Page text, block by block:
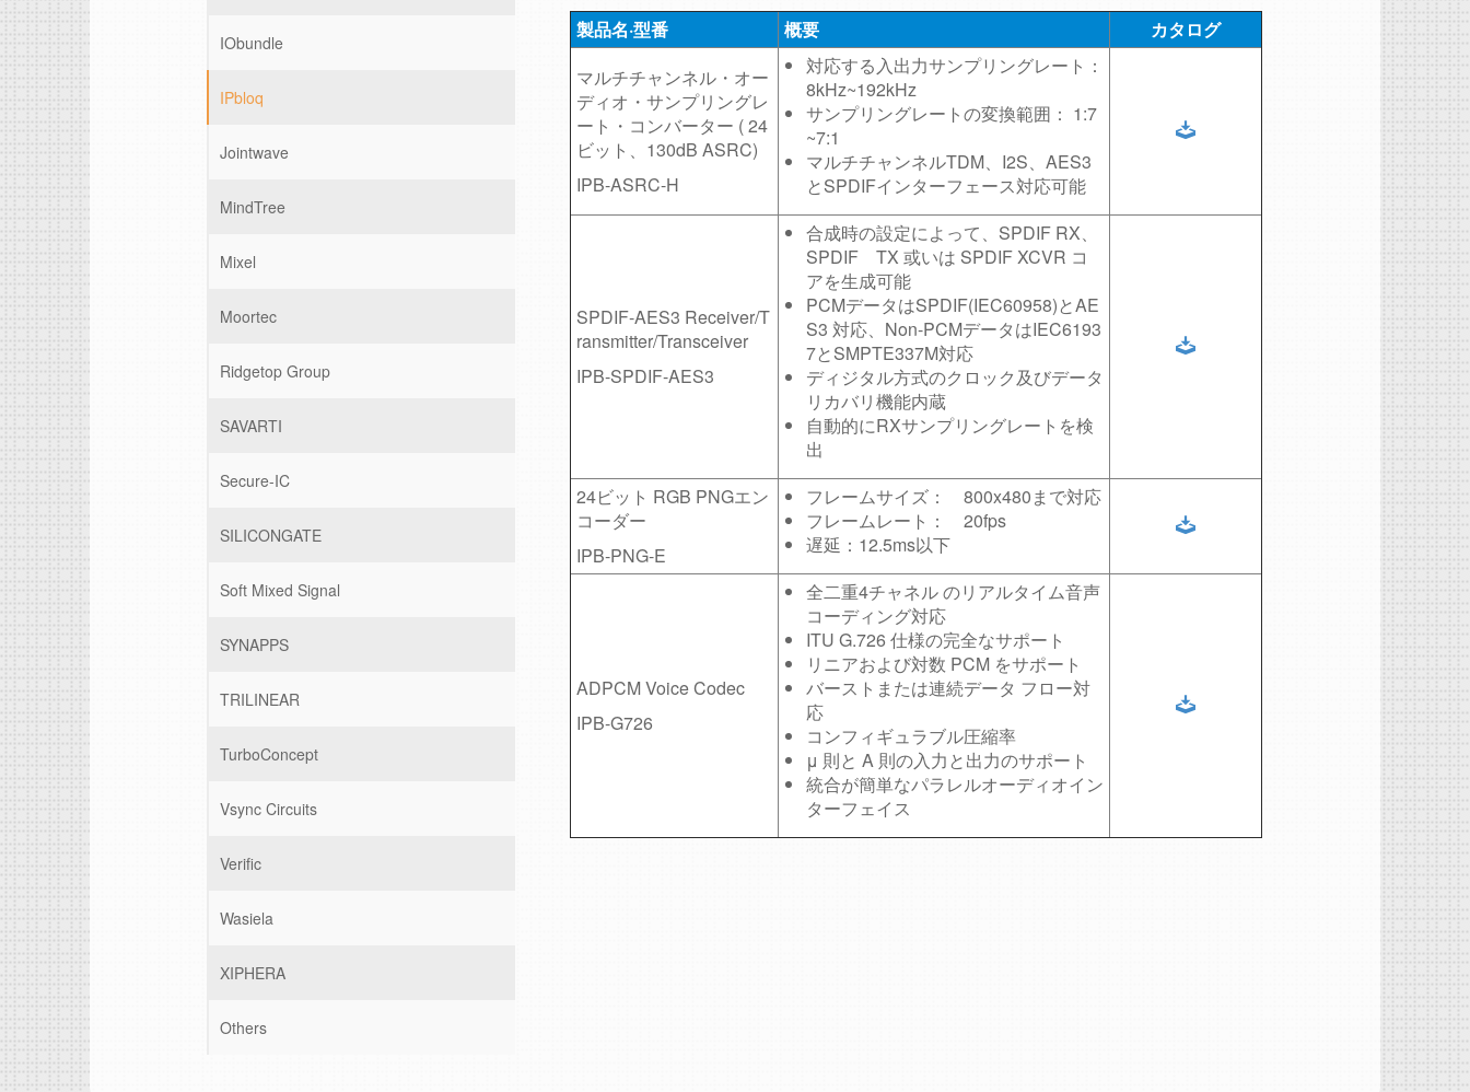
IObundle
IPbloq
Jointwave
MindTree
Mixel
Moortec
Ridgetop Group
SAVARTI
Secure-IC
SILICONGATE
Soft Mixed Signal
SYNAPPS
TRILINEAR
TurboConcept
Vsync Circuits
Verific
Wasiela
XIPHERA
Others
製品名·型番 概要
カタログ
マルチチャンネル・オー
ディオ・サンプリングレ
ート・コンバーター ( 24
ビット、130dB ASRC)
IPB-ASRC-H
対応する入出力サンプリングレート：
8kHz~192kHz
サンプリングレートの変換範囲： 1:7
~7:1
マルチチャンネルTDM、I2S、AES3
とSPDIFインターフェース対応可能
SPDIF-AES3 Receiver/T
ransmitter/Transceiver
IPB-SPDIF-AES3
合成時の設定によって、SPDIF RX、
SPDIF TX 或いは SPDIF XCVR コ
アを生成可能
PCMデータはSPDIF(IEC60958)とAE
S3 対応、Non-PCMデータはIEC6193
7とSMPTE337M対応
ディジタル方式のクロック及びデータ
リカバリ機能内蔵
自動的にRXサンプリングレートを検
出
24ビット RGB PNGエン
コーダー
IPB-PNG-E
フレームサイズ： 800x480まで対応
フレームレート： 20fps
遅延：12.5ms以下
ADPCM Voice Codec
IPB-G726
全二重4チャネル のリアルタイム音声
コーディング対応
ITU G.726 仕様の完全なサポート
リニアおよび対数 PCM をサポート
バーストまたは連続データ フロー対
応
コンフィギュラブル圧縮率
μ 則と A 則の入力と出力のサポート
統合が簡単なパラレルオーディオイン
ターフェイス